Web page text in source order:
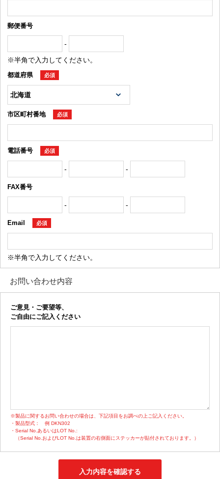
郵便番号
-
※半角で入力してください。
都道府県 必須
市区町村番地 必須
電話番号 必須
- -
FAX番号
- -
Email 必須
※半角で入力してください。
お問い合わせ内容
ご意見・ご要望等、
ご自由にご記入ください
※製品に関するお問い合わせの場合は、下記項目をお調べの上ご記入ください。
・製品型式：
例 DKN302
・Serial No.あるいはLOT No.:
（Serial No.およびLOT No.は装置の右側面にステッカーが貼付されております。）